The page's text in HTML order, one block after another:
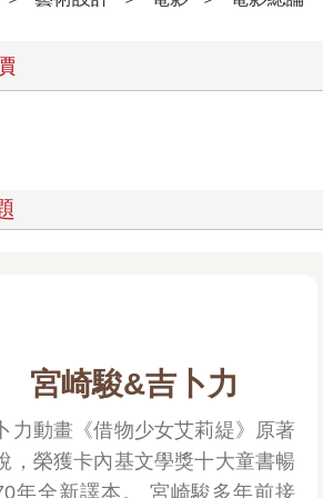
宮崎駿&吉卜力
力動畫《借物少女艾莉緹》原著
，榮獲卡內基文學獎十大童書暢
年全新譯本。 宮崎駿多年前接